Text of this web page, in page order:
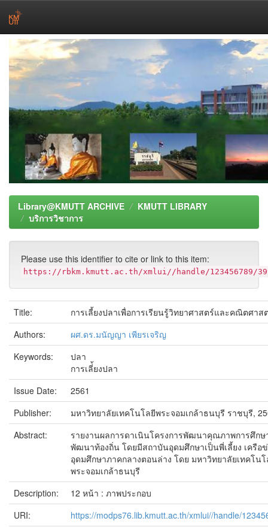
Skip
navigation
Library@KMUTT ARCHIVE
KMUTT LIBRARY
บริการวิชาการ
Please use this identifier to cite or link to this item:
https://rbkm.kmutt.ac.th/xmlui//handle/123456789/
Title:
การเลี้ยงปลาเพื่อการเรียนรู้วิทยาศาสตร์และคณิตศาส
Authors:
ผศ.ดร.มนัญญา เพียรเจริญ
Keywords:
ปลา
การเลี่้ยงปลา
Issue Date:
2561
Publisher:
มหาวิทยาลัยเทคโนโลยีพระจอมเกล้าธนบุรี ราชบุรี,
Abstract:
รายงานผลการดาเนินโครงการพัฒนาคุณภาพการศึกษ
พัฒนาท้องถิ่น โดยมีสถาบันอุดมศึกษาเป็นพี่เลี้ยง เครือ
อุดมศึกษาภาคกลางตอนล่าง โดย มหาวิทยาลัยเทคโน
พระจอมเกล้าธนบุรี
Description:
12 หน้า : ภาพประกอบ
URI:
https://modps76.lib.kmutt.ac.th/xmlui//handle/